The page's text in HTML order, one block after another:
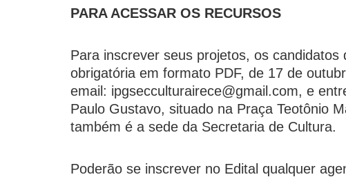
PARA ACESSAR OS RECURSOS
Para inscrever seus projetos, os
obrigatória em formato PDF, de 17 de
email: ipgsecculturairece@gmail.com, e
Paulo Gustavo, situado na Praça Teotônio
também é a sede da Secretaria de Cultura.
Poderão se inscrever no Edital qualquer